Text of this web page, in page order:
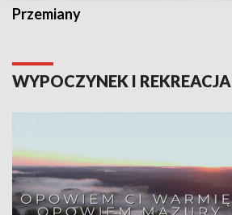
Przemiany
WYPOCZYNEK I REKREACJA